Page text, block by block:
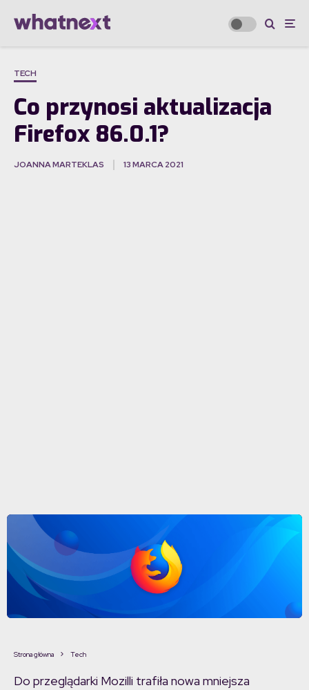
TECH
Co przynosi aktualizacja
Firefox 86.0.1?
JOANNA MARTEKLAS 13 MARCA 2021
Strona główna Tech
Do przeglądarki Mozilli trafiła nowa mniejsza